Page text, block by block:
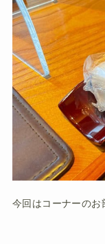
今回はコーナーのお